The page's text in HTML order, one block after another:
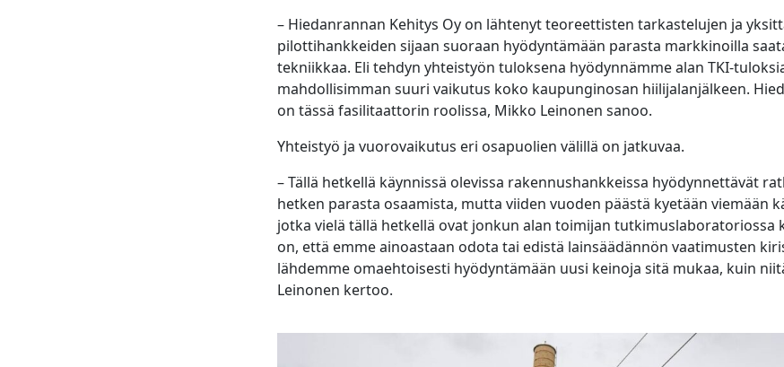
– Hiedanrannan Kehitys Oy on lähtenyt teoreettisten tarkastelujen ja
pilottihankkeiden sijaan suoraan hyödyntämään parasta markkinoilla
tekniikkaa. Eli tehdyn yhteistyön tuloksena hyödynnämme alan TKI-
mahdollisimman suuri vaikutus koko kaupunginosan hiilijalanjälkeen.
on tässä fasilitaattorin roolissa, Mikko Leinonen sanoo.
Yhteistyö ja vuorovaikutus eri osapuolien välillä on jatkuvaa.
– Tällä hetkellä käynnissä olevissa rakennushankkeissa hyödynnettävät
hetken parasta osaamista, mutta viiden vuoden päästä kyetään viemään
jotka vielä tällä hetkellä ovat jonkun alan toimijan tutkimuslaboratoriossa
on, että emme ainoastaan odota tai edistä lainsäädännön vaatimusten
lähdemme omaehtoisesti hyödyntämään uusi keinoja sitä mukaa, kuin
Leinonen kertoo.